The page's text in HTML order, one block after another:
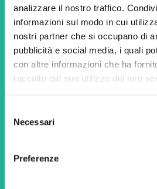
analizzare il nostro traffico.
informazioni sul modo in cui
nostri partner che si occupano di
pubblicità e social media, i quali
con altre informazioni che ha
raccolto dal suo utilizzo dei loro
delNecessari
Preferenze
Non perderti i
eventi! Iscriviti
newsletter di
scoprire tutte le
iniziative.